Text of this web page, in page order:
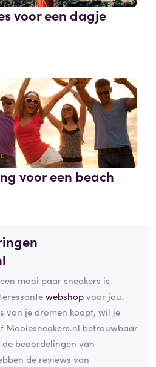
voor een dagje
voor een beach
mooi paar sneakers is
webshopvoor jou.
van je dromen koopt, wil je
Mooiesneakers.nl betrouwbaar
beoordelingen van
de reviews van